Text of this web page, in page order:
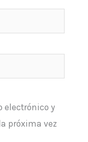
electrónico y
próxima vez